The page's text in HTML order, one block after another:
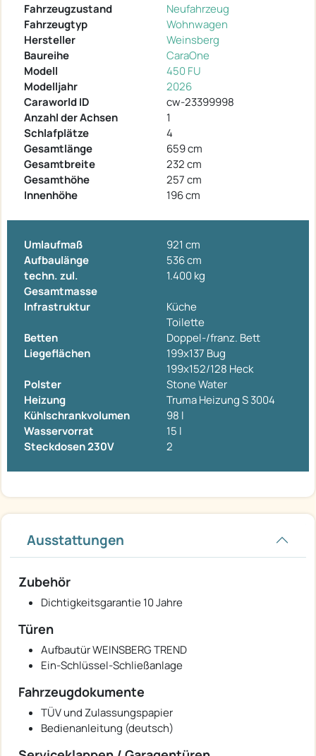
Fahrzeugzustand
Neufahrzeug
Fahrzeugtyp
Wohnwagen
Hersteller
Weinsberg
Baureihe
CaraOne
Modell
450 FU
Modelljahr
2026
Caraworld ID
cw-23399998
Anzahl der Achsen
1
Schlafplätze
4
Gesamtlänge
659 cm
Gesamtbreite
232 cm
Gesamthöhe
257 cm
Innenhöhe
196 cm
Umlaufmaß
921 cm
Aufbaulänge
536 cm
techn. zul.
Gesamtmasse
1.400 kg
Infrastruktur
Küche
Toilette
Betten
Doppel-/franz. Bett
Liegeflächen
199x137 Bug
199x152/128 Heck
Polster
Stone Water
Heizung
Truma Heizung S 3004
Kühlschrankvolumen
98 l
Wasservorrat
15 l
Steckdosen 230V
2
Ausstattungen
Zubehör
Dichtigkeitsgarantie 10 Jahre
Türen
Aufbautür WEINSBERG TREND
Ein-Schlüssel-Schließanlage
Fahrzeugdokumente
TÜV und Zulassungspapier
Bedienanleitung (deutsch)